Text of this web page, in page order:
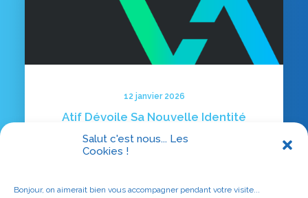
Salut c'est nous... Les
Cookies !
Bonjour, on aimerait bien vous accompagner pendant votre visite...
12 janvier 2026
Atif Dévoile Sa Nouvelle Identité